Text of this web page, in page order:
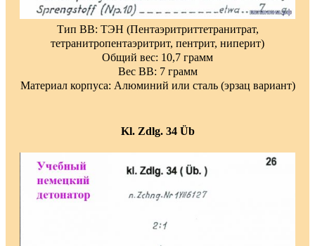
Тип ВВ: ТЭН (Пентаэритриттетранитрат,
тетранитропентаэритрит, пентрит, ниперит)
Общий вес: 10,7 грамм
Вес ВВ: 7 грамм
Материал корпуса: Алюминий или сталь (эрзац вариант)
Kl. Zdlg. 34 Üb